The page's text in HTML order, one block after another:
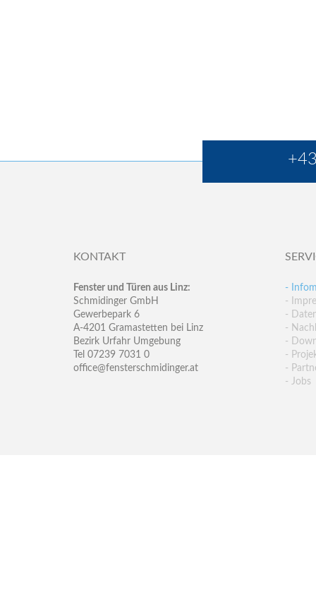
KONTAKT
Fenster und Türen aus Linz:
Schmidinger GmbH
Gewerbepark 6
A-4201 Gramastetten bei Linz
Bezirk Urfahr Umgebung
Tel 07239 7031 0
office@fensterschmidinger.at
-
-
-
-
-
-
-
- Jobs